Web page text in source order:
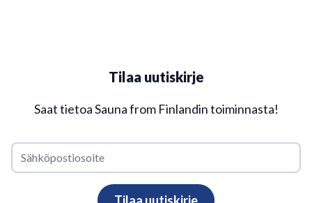
Tilaa uutiskirje
Saat tietoa Sauna from Finlandin toiminnasta!